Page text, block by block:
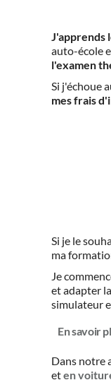
J'apprends
auto-école
l'examen
Si j'échoue
mes frais
Si je le
ma
Je
et adapter
simulateur
En savoir
Dans notre
eten